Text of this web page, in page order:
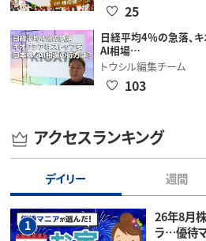
25
日経平均4％の急落、キ
AI相場…
トウシル編集チーム
103
アクセスランキング
デイリー 週間
1
26年8月
ラ…優待